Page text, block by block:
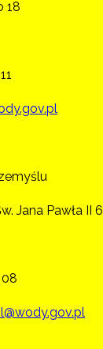
18
Jana Pawła II 6